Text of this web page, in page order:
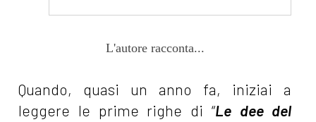
L'autore racconta...
Quando, quasi un anno fa, iniziai a
leggere le prime righe di “Le dee del